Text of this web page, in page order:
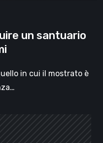
un santuario
in cui il mostrato è